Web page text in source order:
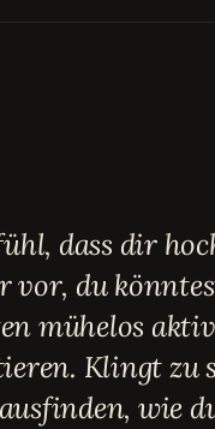
dass dir
vor, du
mühelos
Klingt zu
wie